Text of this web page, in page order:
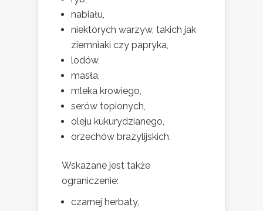
nabiału,
niektórych warzyw, takich jak
ziemniaki czy papryka,
lodów,
masła,
mleka krowiego,
serów topionych,
oleju kukurydzianego,
orzechów brazylijskich.
Wskazane jest także
ograniczenie:
czarnej herbaty,